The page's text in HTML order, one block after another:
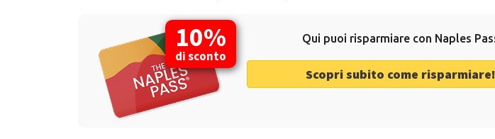
10%
di sconto
Qui puoi risparmiare con Naples
Scopri subito come risparmiare!